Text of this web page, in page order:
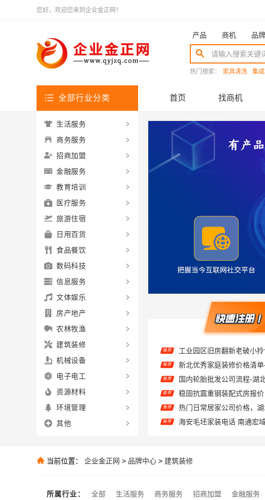
您好，欢迎您来到企业金正网！
产品 商机 品牌
热门搜索： 家具清洗 集
全部行业分类 首页 找商机
推荐
推荐
推荐
推荐
推荐
推荐 深圳装饰多少钱一平 广东
推荐
生活服务
商务服务
招商加盟
金融服务
教育培训
医疗服务
旅游住宿
日用百货
食品餐饮
数码科技
信息服务
文体娱乐
房产地产
农林牧渔
建筑装修
机械设备
电子电工
资源材料
环境管理
其他
当前位置： 企业金正网 > 品牌中心 > 建筑装修
所属行业： 全部 生活服务 商务服务 招商加盟 金融服务